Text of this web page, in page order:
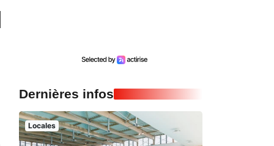
Dernières infos
Locales